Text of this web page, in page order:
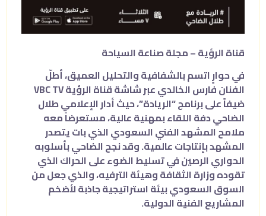
قناة الرؤية – مجلة صناعة السياحة
في حوارٍ اتسم بالشفافية والتحليل العميق، أطلّ
الفنان فارس الخالدي عبر شاشة قناة الرؤية VBC TV
ضيفاً على برنامج “الريادة”، حيث أدار الإعلامي طلال
الضاحي دفة اللقاء بمهنية عالية، مستعرضاً معه
ملامح المشهد الفني السعودي الذي بات يتصدر
المشهد بإنتاجات عالمية. وقد نجح الضاحي بأسلوبه
الحواري الرصين في تسليط الضوء على الحراك الذي
تقوده وزارة الثقافة وهيئة الترفيه، والذي جعل من
السوق السعودي بيئة استراتيجية جاذبة لأضخم
المشاريع الفنية الدولية.